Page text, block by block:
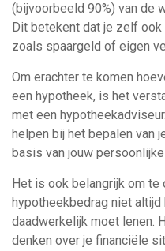
(bijvoorbeeld 90%) van de
Dit betekent dat je zelf
zoals spaargeld of eigen
Om erachter te komen
een hypotheek, is het
met een
helpen bij het bepalen van
basis van jouw
Het is ook belangrijk om te
hypotheekbedrag niet
daadwerkelijk moet lenen.
denken over je financiële